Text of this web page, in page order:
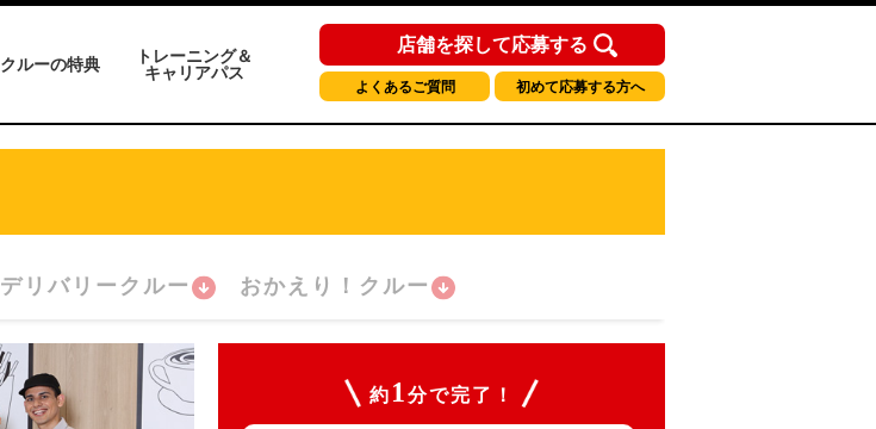
クルーの特典
トレーニング＆
キャリアパス
店舗を探して応募する
よくあるご質問 初めて応募する方へ
デリバリークルー おかえり！クルー
約 1 分で完了！